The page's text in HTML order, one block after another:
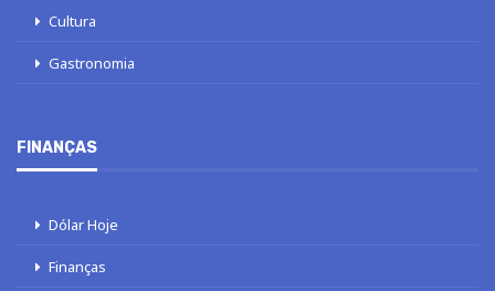
Cultura
Gastronomia
FINANÇAS
Dólar Hoje
Finanças